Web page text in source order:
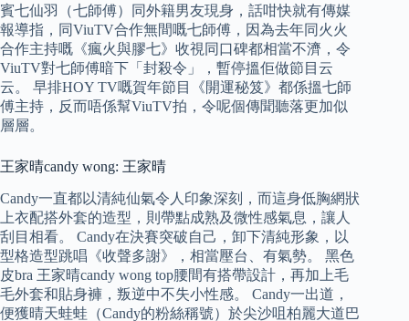
賓七仙羽（七師傅）同外籍男友現身，話咁快就有傳媒
報導指，同ViuTV合作無間嘅七師傅，因為去年同火火
合作主持嘅《瘋火與膠七》收視同口碑都相當不濟，令
ViuTV對七師傅暗下「封殺令」，暫停搵佢做節目云
云。 早排HOY TV嘅賀年節目《開運秘笈》都係搵七師
傅主持，反而唔係幫ViuTV拍，令呢個傳聞聽落更加似
層層。
王家晴candy wong: 王家晴
Candy一直都以清純仙氣令人印象深刻，而這身低胸網狀
上衣配搭外套的造型，則帶點成熟及微性感氣息，讓人
刮目相看。 Candy在決賽突破自己，卸下清純形象，以
型格造型跳唱《收聲多謝》，相當壓台、有氣勢。 黑色
皮bra 王家晴candy wong top腰間有搭帶設計，再加上毛
毛外套和貼身褲，叛逆中不失小性感。 Candy一出道，
便獲晴天蛙蛙（Candy的粉絲稱號）於尖沙咀柏麗大道巴